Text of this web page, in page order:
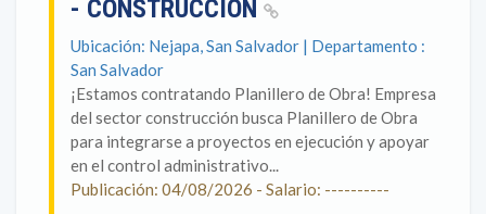
- CONSTRUCCIÓN
Ubicación: Nejapa, San Salvador | Departamento :
San Salvador
¡Estamos contratando Planillero de Obra! Empresa
del sector construcción busca Planillero de Obra
para integrarse a proyectos en ejecución y apoyar
en el control administrativo...
Publicación: 04/08/2026 - Salario: ----------